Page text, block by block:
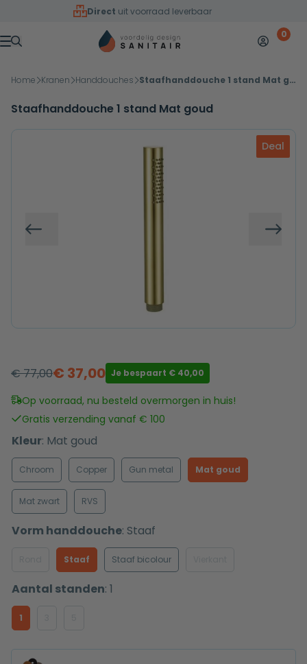
Overslaan naar inhoud
Direct uit voorraad leverbaar
Menu
Mijn 0
Home Kranen Handdouches Staafhanddouche 1 stand Mat goud
Staafhanddouche 1 stand Mat goud
Deal
Vorige
€77,00
Oorspronkelijke
prijs
was:
€ 77,00.
€ 37,00
Huidige
prijs
is:
€ 37,00.
Je bespaart € 40,00
Op voorraad, nu besteld overmorgen in huis!
Gratis verzending vanaf € 100
Kleur: Mat goud
Chroom Copper Gun metal Mat goud
Mat zwart RVS
Vorm handdouche: Staaf
Staaf Staaf bicolour
Aantal standen: 1
1